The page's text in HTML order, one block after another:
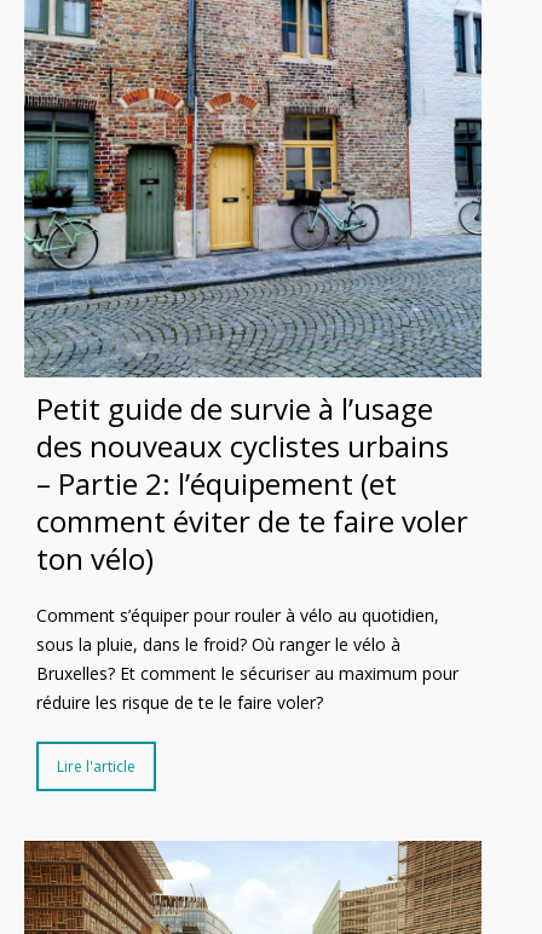
Petit guide de survie à l’usage
des nouveaux cyclistes urbains
– Partie 2: l’équipement (et
comment éviter de te faire voler
ton vélo)
Comment s’équiper pour rouler à vélo au quotidien,
sous la pluie, dans le froid? Où ranger le vélo à
Bruxelles? Et comment le sécuriser au maximum pour
réduire les risque de te le faire voler?
Lire l'article